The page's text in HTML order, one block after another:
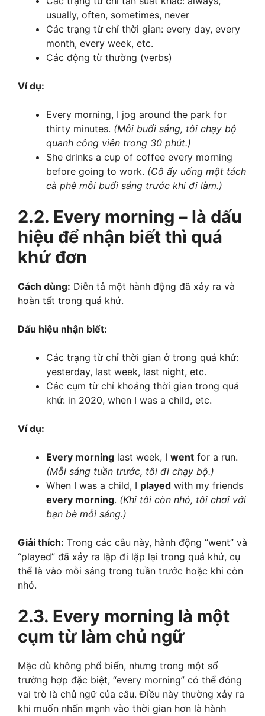
usually, often, sometimes, never
Các trạng từ chỉ thời gian: every day, every
month, every week, etc.
Các động từ thường (verbs)
Ví dụ:
Every morning, I jog around the park for
thirty minutes. (Mỗi buổi sáng, tôi chạy bộ
quanh công viên trong 30 phút.)
She drinks a cup of coffee every morning
before going to work. (Cô ấy uống một tách
cà phê mỗi buổi sáng trước khi đi làm.)
2.2. Every morning – là dấu
hiệu để nhận biết thì quá
khứ đơn
Cách dùng: Diễn tả một hành động đã xảy ra và
hoàn tất trong quá khứ.
Dấu hiệu nhận biết:
Các trạng từ chỉ thời gian ở trong quá khứ:
yesterday, last week, last night, etc.
Các cụm từ chỉ khoảng thời gian trong quá
khứ: in 2020, when I was a child, etc.
Ví dụ:
Every morning last week, I went for a run.
(Mỗi sáng tuần trước, tôi đi chạy bộ.)
When I was a child, I played with my friends
every morning. (Khi tôi còn nhỏ, tôi chơi với
bạn bè mỗi sáng.)
Giải thích: Trong các câu này, hành động “went” và
“played” đã xảy ra lặp đi lặp lại trong quá khứ, cụ
thể là vào mỗi sáng trong tuần trước hoặc khi còn
nhỏ.
2.3. Every morning là một
cụm từ làm chủ ngữ
Mặc dù không phổ biến, nhưng trong một số
trường hợp đặc biệt, “every morning” có thể đóng
vai trò là chủ ngữ của câu. Điều này thường xảy ra
khi muốn nhấn mạnh vào thời gian hơn là hành